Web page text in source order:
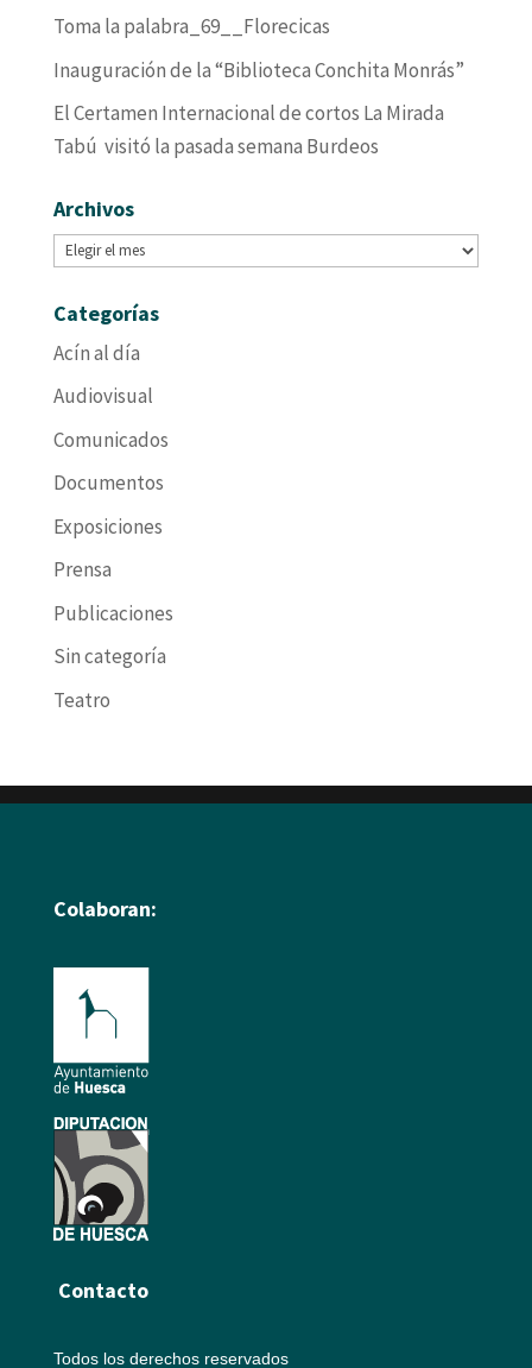
Toma la palabra_69__Florecicas
Inauguración de la “Biblioteca Conchita Monrás”
El Certamen Internacional de cortos La Mirada
Tabú visitó la pasada semana Burdeos
Archivos
Archivos
Categorías
Acín al día
Audiovisual
Comunicados
Documentos
Exposiciones
Prensa
Publicaciones
Sin categoría
Teatro
Colaboran:
Contacto
Todos los derechos reservados